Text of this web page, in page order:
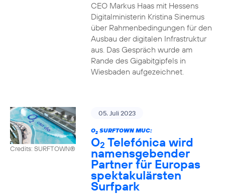
CEO Markus Haas mit Hessens
Digitalministerin Kristina Sinemus
über Rahmenbedingungen für den
Ausbau der digitalen Infrastruktur
aus. Das Gespräch wurde am
Rande des Gigabitgipfels in
Wiesbaden aufgezeichnet.
Credits: SURFTOWN®
05. Juli 2023
O2SURFTOWN MUC:
O2 Telefónica wird
namensgebender
Partner für Europas
spektakulärsten
Surfpark